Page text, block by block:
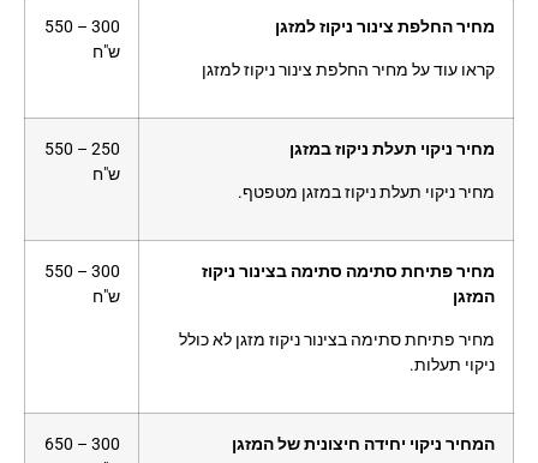
מחיר החלפת צינור ניקוז למזגן
קראו עוד על מחיר החלפת צינור ניקוז למזגן
300 – 550
ש"ח
מחיר ניקוי תעלת ניקוז במזגן
מחיר ניקוי תעלת ניקוז במזגן מטפטף.
250 – 550
ש"ח
מחיר פתיחת סתימה סתימה בצינור ניקוז
המזגן
מחיר פתיחת סתימה בצינור ניקוז מזגן לא כולל
ניקוי תעלות.
300 – 550
ש"ח
המחיר ניקוי יחידה חיצונית של המזגן
300 – 650